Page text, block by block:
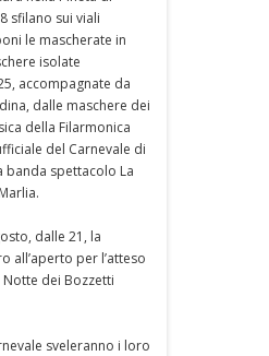
sfilano sui viali
le mascherate in
isolate
accompagnate da
dalle maschere dei
della Filarmonica
del Carnevale di
banda spettacolo La
dalle 21, la
all’aperto per l’atteso
dei Bozzetti
sveleranno i loro